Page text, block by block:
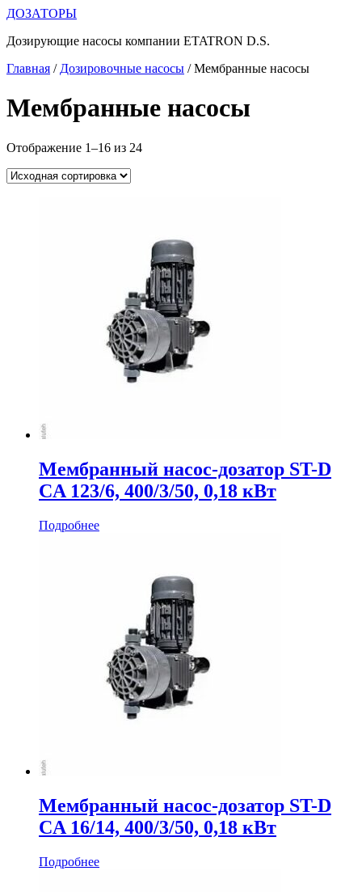
Перейти
содержимому
ДОЗАТОРЫ
Дозирующие насосы компании ETATRON D.S.
Главная / Дозировочные насосы / Мембранные насосы
Мембранные насосы
Отображение 1–16 из 24
Мембранный насос-дозатор ST-D
CA 123/6, 400/3/50, 0,18 кВт
Подробнее
Мембранный насос-дозатор ST-D
CA 16/14, 400/3/50, 0,18 кВт
Подробнее